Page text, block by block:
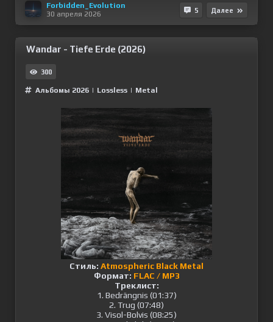
Forbidden_Evolution
30 апреля 2026
5 Далее
Wandar - Tiefe Erde (2026)
300
Альбомы 2026 | Lossless | Metal
Стиль: Atmospheric Black Metal
Формат: FLAC / MP3
Треклист:
1. Bedrängnis (01:37)
2. Trug (07:48)
3. Visol-Bolvis (08:25)